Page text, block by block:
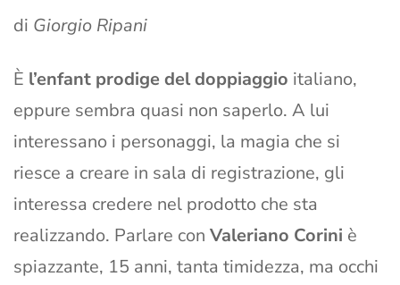
di Giorgio Ripani
È l’enfant prodige del doppiaggio italiano,
eppure sembra quasi non saperlo. A lui
interessano i personaggi, la magia che si
riesce a creare in sala di registrazione, gli
interessa credere nel prodotto che sta
realizzando. Parlare con Valeriano Corini è
spiazzante, 15 anni, tanta timidezza, ma occhi